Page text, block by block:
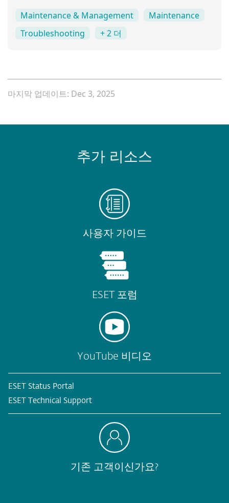
Maintenance & Management
Maintenance
Troubleshooting
+ 2 더
마지막 업데이트: Dec 3, 2025
추가 리소스
사용자 가이드
ESET 포럼
YouTube 비디오
ESET Status Portal
ESET Technical Support
기존 고객이신가요?